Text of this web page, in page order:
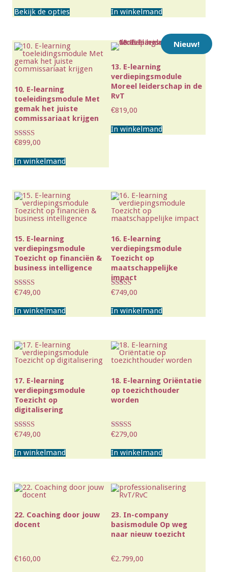
uit 5
Bekijk de optiesproduct
heeft
Deze
optie
kan
gekozen
worden
productpagina
uit 5
In winkelmand
10. E-learning
toeleidingsmodule Met
gemak het juiste
commissariaat krijgen
Waardering
uit 5
€899,00
In winkelmand
Nieuw!
13. E-learning
verdiepingsmodule
Moreel leiderschap in de
RvT
€819,00
In winkelmand
15. E-learning
verdiepingsmodule
Toezicht op financiën &
business intelligence
Waardering
uit 5
€749,00
In winkelmand
16. E-learning
verdiepingsmodule
Toezicht op
maatschappelijke
impact
Waardering
uit 5
€749,00
In winkelmand
17. E-learning
verdiepingsmodule
Toezicht op
digitalisering
Waardering
uit 5
€749,00
In winkelmand
18. E-learning Oriëntatie
op toezichthouder
worden
Waardering
uit 5
€279,00
In winkelmand
22. Coaching door jouw
docent
€160,00
23. In-company
basismodule Op weg
naar nieuw toezicht
€2.799,00